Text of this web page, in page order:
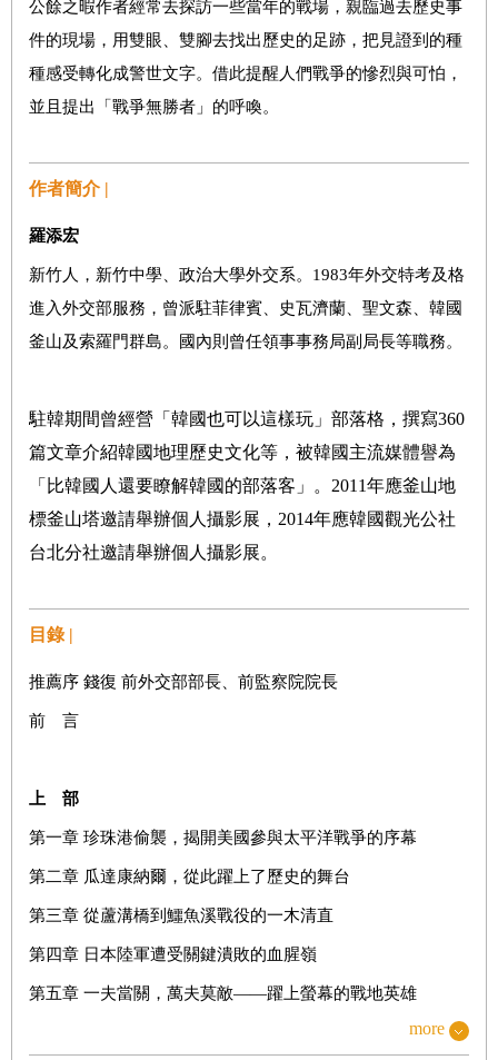
公餘之暇作者經常去探訪一些當年的戰場，親臨過去歷史事
件的現場，用雙眼、雙腳去找出歷史的足跡，把見證到的種
種感受轉化成警世文字。借此提醒人們戰爭的慘烈與可怕，
並且提出「戰爭無勝者」的呼喚。
作者簡介 |
羅添宏
新竹人，新竹中學、政治大學外交系。1983年外交特考及格
進入外交部服務，曾派駐菲律賓、史瓦濟蘭、聖文森、韓國
釜山及索羅門群島。國內則曾任領事事務局副局長等職務。
駐韓期間曾經營「韓國也可以這樣玩」部落格，撰寫360
篇文章介紹韓國地理歷史文化等，被韓國主流媒體譽為
「比韓國人還要瞭解韓國的部落客」。 2011年應釜山地
標釜山塔邀請舉辦個人攝影展， 2014年應韓國觀光公社
台北分社邀請舉辦個人攝影展。
目錄 |
推薦序 錢復 前外交部部長、前監察院院長
前 言
上 部
第一章 珍珠港偷襲，揭開美國參與太平洋戰爭的序幕
第二章 瓜達康納爾，從此躍上了歷史的舞台
第三章 從蘆溝橋到鱷魚溪戰役的一木清直
第四章 日本陸軍遭受關鍵潰敗的血腥嶺
第五章 一夫當關，萬夫莫敵——躍上螢幕的戰地英雄
more